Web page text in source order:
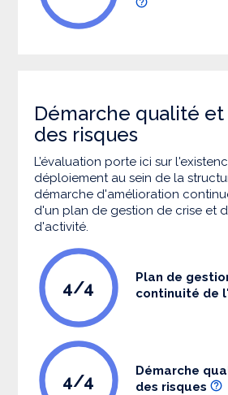
Démarche qualité
des risques
L’évaluation porte ici sur
déploiement au sein de la
démarche d'amélioration
d'un plan de gestion de crise et
d'activité.
4/4
Plan de
continuité de
4/4
Démarche
des risques